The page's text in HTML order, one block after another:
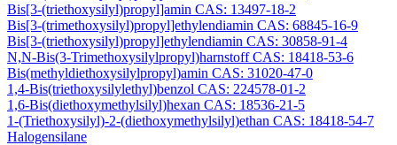
Bis[3-(triethoxysilyl)propyl]amin CAS: 13497-18-2
Bis[3-(trimethoxysilyl)propyl]ethylendiamin CAS: 68845-16-9
Bis[3-(triethoxysilyl)propyl]ethylendiamin CAS: 30858-91-4
N,N-Bis(3-Trimethoxysilylpropyl)harnstoff CAS: 18418-53-6
Bis(methyldiethoxysilylpropyl)amin CAS: 31020-47-0
1,4-Bis(triethoxysilylethyl)benzol CAS: 224578-01-2
1,6-Bis(diethoxymethylsilyl)hexan CAS: 18536-21-5
1-(Triethoxysilyl)-2-(diethoxymethylsilyl)ethan CAS: 18418-54-7
Halogensilane